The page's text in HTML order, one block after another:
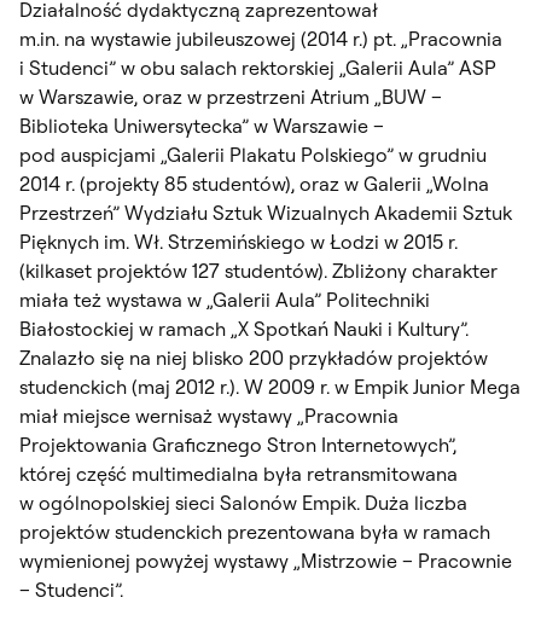
Działalność dydaktyczną zaprezentował
m.in. na wystawie jubileuszowej (2014 r.) pt. „Pracownia
i Studenci” w obu salach rektorskiej „Galerii Aula” ASP
w Warszawie, oraz w przestrzeni Atrium „BUW –
Biblioteka Uniwersytecka” w Warszawie –
pod auspicjami „Galerii Plakatu Polskiego” w grudniu
2014 r. (projekty 85 studentów), oraz w Galerii „Wolna
Przestrzeń” Wydziału Sztuk Wizualnych Akademii Sztuk
Pięknych im. Wł. Strzemińskiego w Łodzi w 2015 r.
(kilkaset projektów 127 studentów). Zbliżony charakter
miała też wystawa w „Galerii Aula” Politechniki
Białostockiej w ramach „X Spotkań Nauki i Kultury”.
Znalazło się na niej blisko 200 przykładów projektów
studenckich (maj 2012 r.). W 2009 r. w Empik Junior Mega
miał miejsce wernisaż wystawy „Pracownia
Projektowania Graficznego Stron Internetowych”,
której część multimedialna była retransmitowana
w ogólnopolskiej sieci Salonów Empik. Duża liczba
projektów studenckich prezentowana była w ramach
wymienionej powyżej wystawy „Mistrzowie – Pracownie
– Studenci”.